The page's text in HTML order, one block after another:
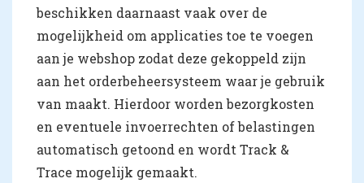
beschikken daarnaast vaak over de
mogelijkheid om applicaties toe te voegen
aan je webshop zodat deze gekoppeld zijn
aan het orderbeheersysteem waar je gebruik
van maakt. Hierdoor worden bezorgkosten
en eventuele invoerrechten of belastingen
automatisch getoond en wordt Track &
Trace mogelijk gemaakt.